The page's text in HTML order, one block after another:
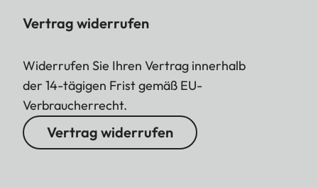
Vertrag widerrufen
Widerrufen Sie Ihren Vertrag innerhalb
der 14-tägigen Frist gemäß EU-
Verbraucherrecht.
Vertrag widerrufen